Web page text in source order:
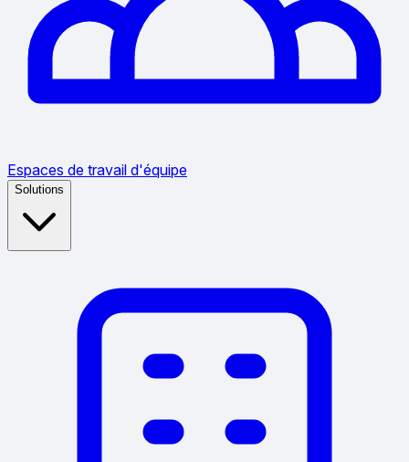
Espaces de travail d'équipe
Solutions